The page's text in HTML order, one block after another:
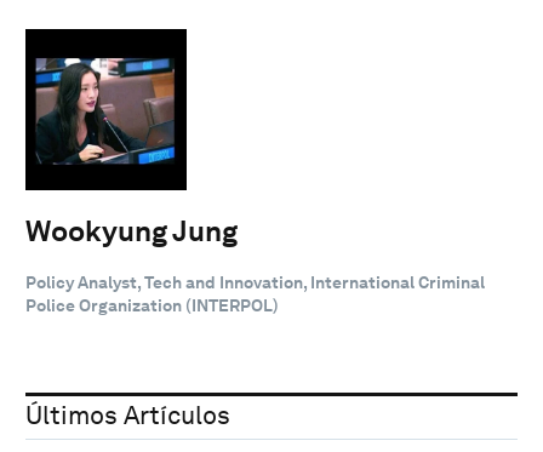
Wookyung Jung
Policy Analyst, Tech and Innovation, International Criminal
Police Organization (INTERPOL)
Últimos Artículos